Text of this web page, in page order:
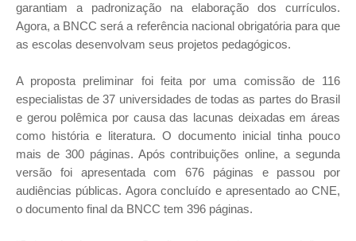
garantiam a padronização na elaboração dos currículos.
Agora, a BNCC será a referência nacional obrigatória para que
as escolas desenvolvam seus projetos pedagógicos.
A proposta preliminar foi feita por uma comissão de 116
especialistas de 37 universidades de todas as partes do Brasil
e gerou polêmica por causa das lacunas deixadas em áreas
como história e literatura. O documento inicial tinha pouco
mais de 300 páginas. Após contribuições online, a segunda
versão foi apresentada com 676 páginas e passou por
audiências públicas. Agora concluído e apresentado ao CNE,
o documento final da BNCC tem 396 páginas.